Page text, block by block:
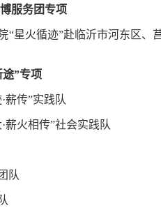
服务团专项
星火循迹”赴临沂市河东区、
”专项
薪传”实践队
薪火相传”社会实践队
队